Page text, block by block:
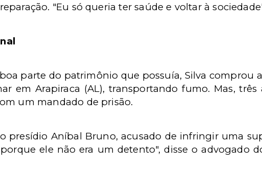
"Eu só queria ter saúde e voltar à
parte do patrimônio que possuía, Silva comprou
em Arapiraca (AL), transportando fumo. Mas,
um mandado de prisão.
presídio Aníbal Bruno, acusado de infringir uma
ele não era um detento", disse o advogado